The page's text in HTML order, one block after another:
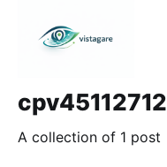
cpv45112712
A collection of 1 post